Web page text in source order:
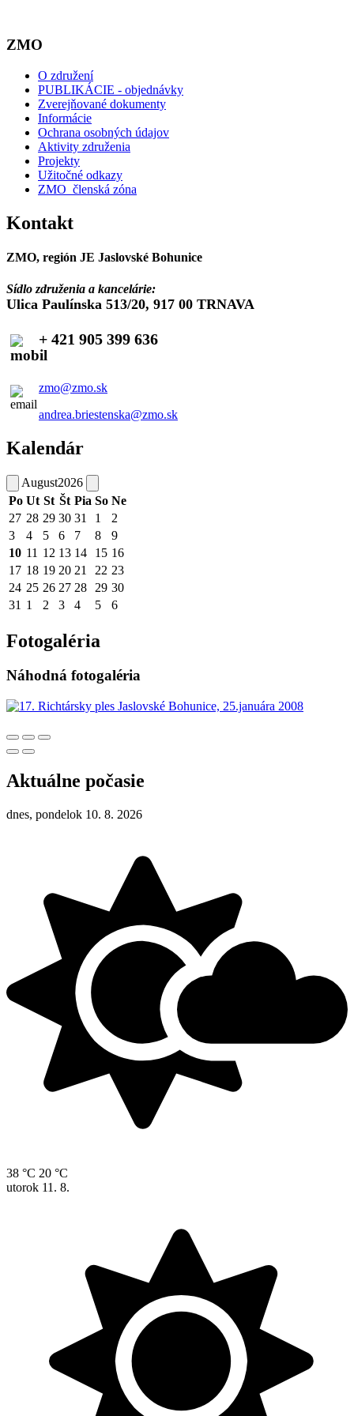
ZMO
O združení
PUBLIKÁCIE - objednávky
Zverejňované dokumenty
Informácie
Ochrana osobných údajov
Aktivity združenia
Projekty
Užitočné odkazy
ZMO_členská zóna
Kontakt
ZMO, región JE Jaslovské Bohunice
Sídlo združenia a kancelárie:
Ulica Paulínska 513/20, 917 00 TRNAVA
+ 421 905 399 636
zmo@zmo.sk
andrea.briestenska@zmo.sk
Kalendár
August2026
Po Ut St Št Pia So Ne
27 28 29 30 31 1
2
3
4 5 6 7 8
9
10 11 12 13 14 15 16
17 18 19 20 21 22 23
24 25 26 27 28 29 30
31 1 2 3 4 5 6
Fotogaléria
Náhodná fotogaléria
Aktuálne počasie
dnes, pondelok 10. 8. 2026
38 °C 20 °C
utorok 11. 8.